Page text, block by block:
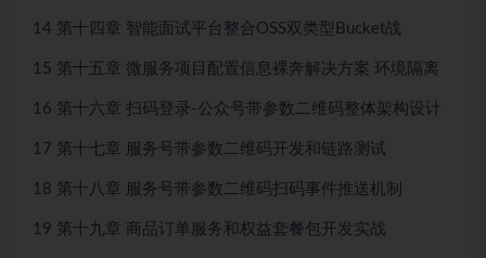
14 第十四章 智能面试平台整合OSS双类型Bucket战
15 第十五章 微服务项目配置信息裸奔解决方案 环境隔离
16 第十六章 扫码登录-公众号带参数二维码整体架构设计
17 第十七章 服务号带参数二维码开发和链路测试
18 第十八章 服务号带参数二维码扫码事件推送机制
19 第十九章 商品订单服务和权益套餐包开发实战